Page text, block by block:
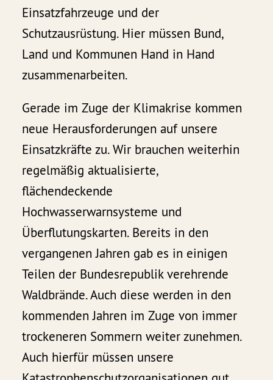
Einsatzfahrzeuge und der
Schutzausrüstung. Hier müssen Bund,
Land und Kommunen Hand in Hand
zusammenarbeiten.
Gerade im Zuge der Klimakrise kommen
neue Herausforderungen auf unsere
Einsatzkräfte zu. Wir brauchen weiterhin
regelmäßig aktualisierte,
flächendeckende
Hochwasserwarnsysteme und
Überflutungskarten. Bereits in den
vergangenen Jahren gab es in einigen
Teilen der Bundesrepublik verehrende
Waldbrände. Auch diese werden in den
kommenden Jahren im Zuge von immer
trockeneren Sommern weiter zunehmen.
Auch hierfür müssen unsere